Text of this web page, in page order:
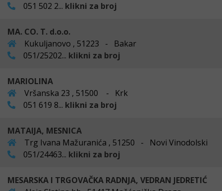
051 502 2... klikni za broj
MA. CO. T. d.o.o.
Kukuljanovo , 51223 - Bakar
051/25202... klikni za broj
MARIOLINA
Vršanska 23 , 51500 - Krk
051 619 8... klikni za broj
MATAIJA, MESNICA
Trg Ivana Mažuranića , 51250 - Novi Vinodolski
051/24463... klikni za broj
MESARSKA I TRGOVAČKA RADNJA, VEDRAN JEDRETIĆ